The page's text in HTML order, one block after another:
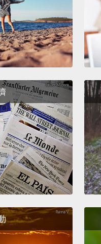
等等!讓我告訴大家你們兩
So, the Celtics often
to light the way to their
they discovered the
Halloween!
凱爾特人常常在蕪菁或馬
靈照亮到自己家裡的路。
南瓜，南瓜就變成萬聖節燈
How dare you? I'm the
But I am the original one.